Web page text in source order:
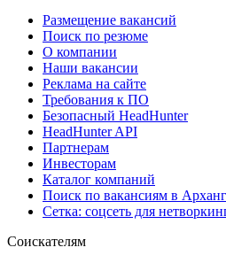
Размещение вакансий
Поиск по резюме
О компании
Наши вакансии
Реклама на сайте
Требования к ПО
Безопасный HeadHunter
HeadHunter API
Партнерам
Инвесторам
Каталог компаний
Поиск по вакансиям в
Сетка: соцсеть для
Соискателям